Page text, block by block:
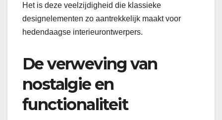
Het is deze veelzijdigheid die klassieke
designelementen zo aantrekkelijk maakt voor
hedendaagse interieurontwerpers.
De verweving van
nostalgie en
functionaliteit